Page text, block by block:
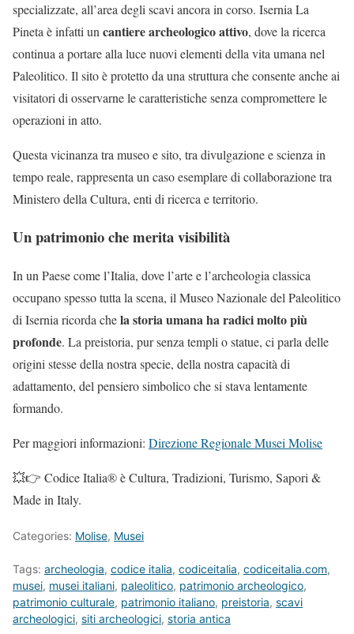
specializzate, all’area degli scavi ancora in corso. Isernia La
Pineta è infatti un cantiere archeologico attivo, dove la ricerca
continua a portare alla luce nuovi elementi della vita umana nel
Paleolitico. Il sito è protetto da una struttura che consente anche ai
visitatori di osservarne le caratteristiche senza compromettere le
operazioni in atto.
Questa vicinanza tra museo e sito, tra divulgazione e scienza in
tempo reale, rappresenta un caso esemplare di collaborazione tra
Ministero della Cultura, enti di ricerca e territorio.
Un patrimonio che merita visibilità
In un Paese come l’Italia, dove l’arte e l’archeologia classica
occupano spesso tutta la scena, il Museo Nazionale del Paleolitico
di Isernia ricorda chela storia umana ha radici molto più
profonde. La preistoria, pur senza templi o statue, ci parla delle
origini stesse della nostra specie, della nostra capacità di
adattamento, del pensiero simbolico che si stava lentamente
formando.
Per maggiori informazioni: Direzione Regionale Musei Molise
💥👉 Codice Italia® è Cultura, Tradizioni, Turismo, Sapori &
Made in Italy.
Categories: Molise, Musei
Tags: archeologia, codice italia, codiceitalia, codiceitalia.com,
musei, musei italiani, paleolitico, patrimonio archeologico,
patrimonio culturale, patrimonio italiano, preistoria, scavi
archeologici, siti archeologici, storia antica